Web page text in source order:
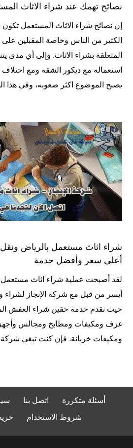
نصائح تهمك عند شراء الاثاث
إن نصائح شراء الاثاث المستعمل
الكثير من الناس وخاصة المقبلين
المتعلقة بشراء الاثاث. وإلى أي مدى
استعماله مع ديكور الشقه ومع اختلاف
يصبح الموضوع اكثر صعوبه، وفي هذا
أعلى سعر وأفضل خدمة
لقد أصبحت عملية شراء اثاث
أيسر من قبل مع شركة الإنجاز لشراء
حيث نقدم خدمة حقين شراء العفش
غرف ومكيفات ومطابخ ومجالس
ومكيفات خربانة. فإن كنت تبغي
أسئلة متكررة اتصل بنا
شروط الاستخدام